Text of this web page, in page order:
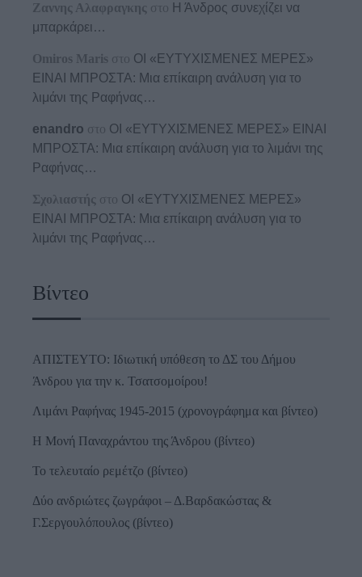
Ζαννης Αλαφραγκης στο Η Άνδρος συνεχίζει να
μπαρκάρει…
Omiros Maris στο ΟΙ «ΕΥΤΥΧΙΣΜΕΝΕΣ ΜΕΡΕΣ»
ΕΙΝΑΙ ΜΠΡΟΣΤΑ: Μια επίκαιρη ανάλυση για το
λιμάνι της Ραφήνας…
enandro στο ΟΙ «ΕΥΤΥΧΙΣΜΕΝΕΣ ΜΕΡΕΣ» ΕΙΝΑΙ
ΜΠΡΟΣΤΑ: Μια επίκαιρη ανάλυση για το λιμάνι της
Ραφήνας…
Σχολιαστής στο ΟΙ «ΕΥΤΥΧΙΣΜΕΝΕΣ ΜΕΡΕΣ»
ΕΙΝΑΙ ΜΠΡΟΣΤΑ: Μια επίκαιρη ανάλυση για το
λιμάνι της Ραφήνας…
Βίντεο
ΑΠΙΣΤΕΥΤΟ: Ιδιωτική υπόθεση το ΔΣ του Δήμου
Άνδρου για την κ. Τσατσομοίρου!
Λιμάνι Ραφήνας 1945-2015 (χρονογράφημα και βίντεο)
Η Μονή Παναχράντου της Άνδρου (βίντεο)
Το τελευταίο ρεμέτζο (βίντεο)
Δύο ανδριώτες ζωγράφοι – Δ.Βαρδακώστας &
Γ.Σεργουλόπουλος (βίντεο)